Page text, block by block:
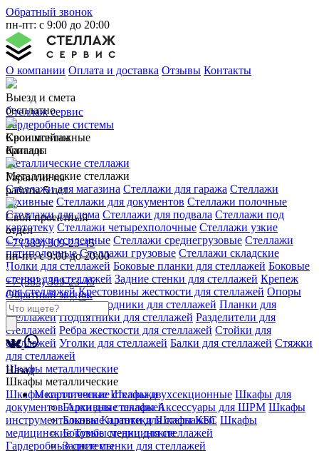
Обратный звонок
пн-пт: с 9:00 до 20:00
О компании Оплата и доставка Отзывы Контакты
Выезд и смета
бесплатно
Свои монтажные
бригады
Гарантия на
работы 5 лет
Свой проектный
отдел
+7 (383) 309-23-45
пн-пт: с 9:00 до 20:00
+7 (383) 309-23-45
Обратный звонок
Назад
Металлические стеллажи
Балки для стеллажей
Боковые планки для стеллажей
Боковые стенки для стеллажей
Задние стенки для стеллажей
Стеллаж сервис
Гардеробные системы
Кронштейны
Каталог
Металлические стеллажи
Металлические стеллажи
Стеллажи для магазина Стеллажи для гаража Стеллажи
архивные Стеллажи для документов Стеллажи полочные
Стеллажи для дома Стеллажи для подвала Стеллажи под
картотеку Стеллажи четырехполочные Стеллажи узкие
Стеллажи усиленные Стеллажи среднегрузовые Стеллажи
пятиполочные Стеллажи грузовые Стеллажи складские
Полки для стеллажей Боковые планки для стеллажей Боковые
стенки для стеллажей Задние стенки для стеллажей Крепеж
для стеллажей Крестовины жесткости для стеллажей Опоры
для стеллажей Переходники для стеллажей Планки для
стеллажей Подпятники для стеллажей Разделители для
стеллажей Ребра жесткости для стеллажей Стойки для
стеллажей Уголки для стеллажей Балки для стеллажей Стяжки
для стеллажей
Шкафы металлические
Шкафы металлические
Шкафы картотечные Шкафы двухсекционные Шкафы для
документов Архивные шкафы Аксессуары для ШРМ Шкафы
инструментальные Картотеки Шкафы КБС Шкафы
медицинские Тумбы медицинские
Гардеробные системы